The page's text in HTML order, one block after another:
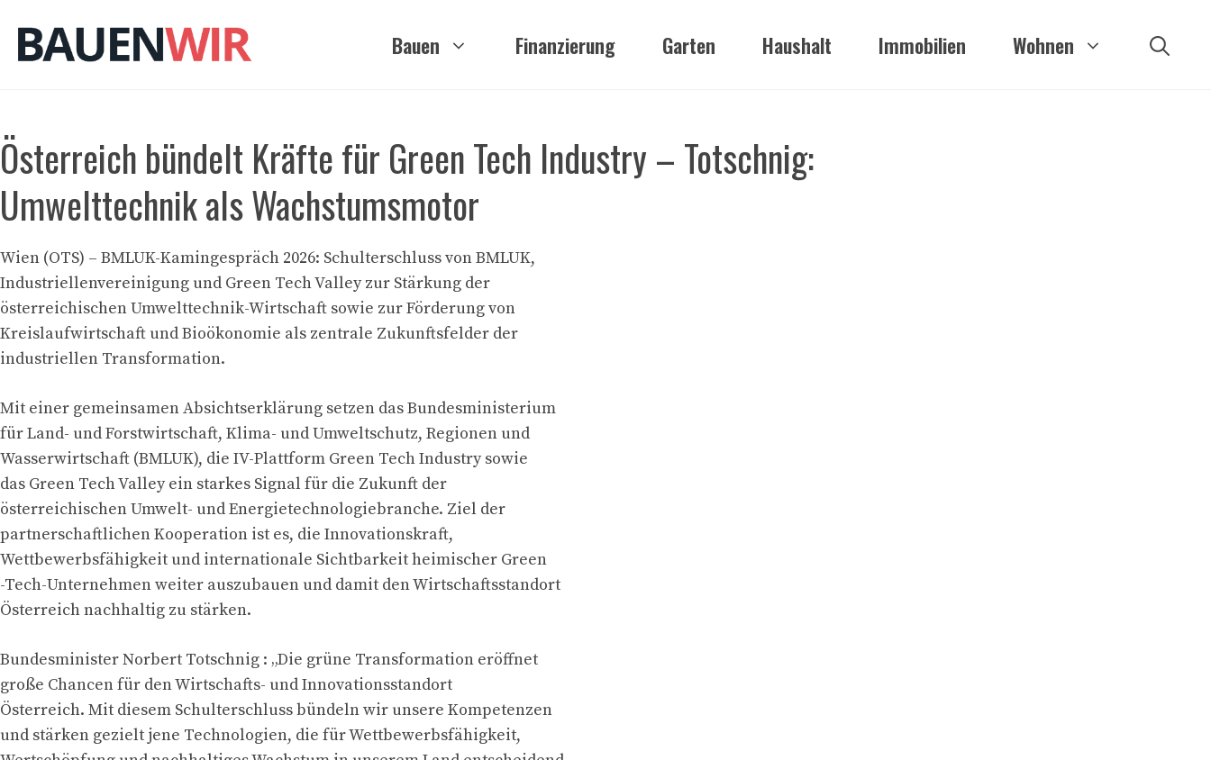
Inhalt
springen
Bauen Finanzierung Garten Haushalt Immobilien Wohnen
Österreich bündelt Kräfte für Green Tech Industry – Totschnig:
Umwelttechnik als Wachstumsmotor
Wien (OTS) – BMLUK-Kamingespräch 2026: Schulterschluss von BMLUK,
Industriellenvereinigung und Green Tech Valley zur Stärkung der
österreichischen Umwelttechnik-Wirtschaft sowie zur Förderung von
Kreislaufwirtschaft und Bioökonomie als zentrale Zukunftsfelder der
industriellen Transformation.
Mit einer gemeinsamen Absichtserklärung setzen das Bundesministerium
für Land- und Forstwirtschaft, Klima- und Umweltschutz, Regionen und
Wasserwirtschaft (BMLUK), die IV-Plattform Green Tech Industry sowie
das Green Tech Valley ein starkes Signal für die Zukunft der
österreichischen Umwelt- und Energietechnologiebranche. Ziel der
partnerschaftlichen Kooperation ist es, die Innovationskraft,
Wettbewerbsfähigkeit und internationale Sichtbarkeit heimischer Green
-Tech-Unternehmen weiter auszubauen und damit den Wirtschaftsstandort
Österreich nachhaltig zu stärken.
Bundesminister Norbert Totschnig : „Die grüne Transformation eröffnet
große Chancen für den Wirtschafts- und Innovationsstandort
Österreich. Mit diesem Schulterschluss bündeln wir unsere Kompetenzen
und stärken gezielt jene Technologien, die für Wettbewerbsfähigkeit,